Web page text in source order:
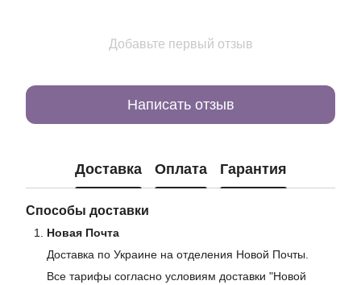
Добавьте первый отзыв
Написать отзыв
Доставка Оплата Гарантия
Способы доставки
Новая Почта
Доставка по Украине на отделения Новой Почты.
Все тарифы согласно условиям доставки "Новой